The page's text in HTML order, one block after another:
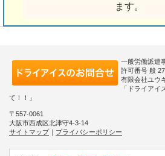
ます。
一般労働派遣
許可番号 般
有限会社ユウ
「ドライアイ
て！！」
〒557-0061
大阪市西成区北津守4-3-14
サイトマップ｜ プライバシーポリシー